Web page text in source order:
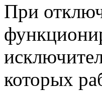
При
которых